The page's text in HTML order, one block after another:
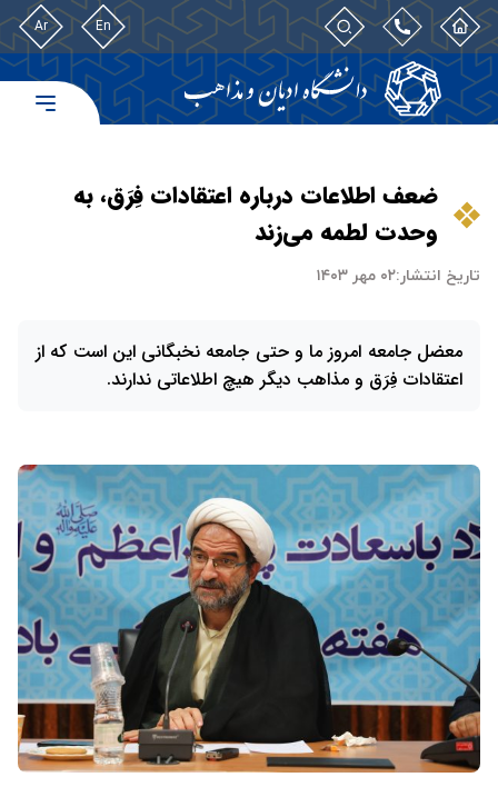
En
Ar
ضعف اطلاعات درباره اعتقادات فِرَق، به
وحدت لطمه می‌زند
تاریخ انتشار:۰۲ مهر ۱۴۰۳
معضل جامعه امروز ما و حتی جامعه نخبگانی این است که از
اعتقادات فِرَق و مذاهب دیگر هیچ اطلاعاتی ندارند.